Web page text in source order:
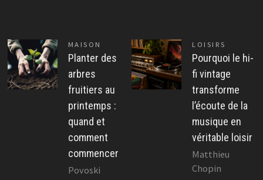
MAISON
Planter des
arbres
fruitiers au
printemps :
quand et
comment
commencer
Povoski
LOISIRS
Pourquoi le hi-
fi vintage
transforme
l’écoute de la
musique en
véritable loisir
Matthieu
Chopin